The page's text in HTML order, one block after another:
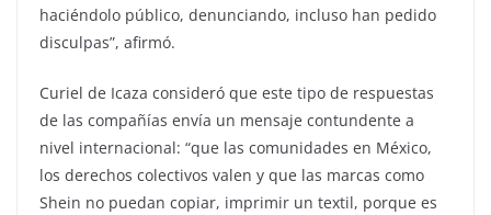
haciéndolo público, denunciando, incluso han pedido
disculpas”, afirmó.
Curiel de Icaza consideró que este tipo de respuestas
de las compañías envía un mensaje contundente a
nivel internacional: “que las comunidades en México,
los derechos colectivos valen y que las marcas como
Shein no puedan copiar, imprimir un textil, porque es